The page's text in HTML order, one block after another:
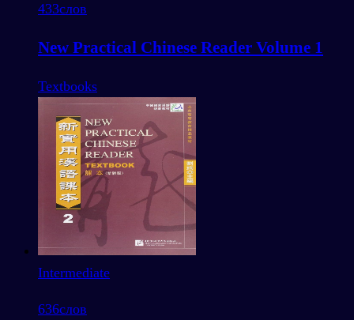
433слов
New Practical Chinese Reader Volume 1
Textbooks
Intermediate
636слов